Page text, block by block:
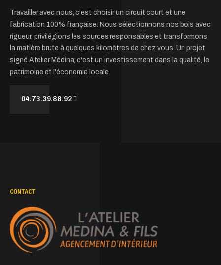
Travailler avec nous, c'est choisir un circuit court et une
fabrication 100% française. Nous sélectionnons nos bois avec
rigueur, privilégions les sources responsables et transformons
la matière brute à quelques kilomètres de chez vous. Un projet
signé Atelier Médina, c'est un investissement dans la qualité, le
patrimoine et l'économie locale.
04.73.39.88.92
CONTACT